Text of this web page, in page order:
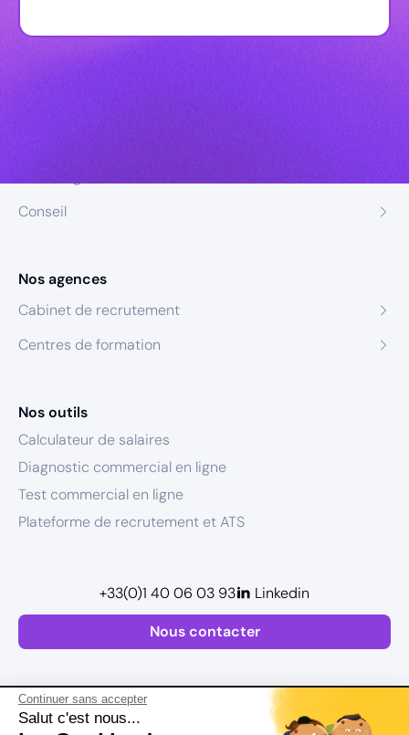
Continuer sans accepter
Salut c'est nous...
Conseil
Nos agences
Cabinet de recrutement
Centres de formation
Nos outils
Calculateur de salaires
Diagnostic commercial en ligne
Test commercial en ligne
Plateforme de recrutement et ATS
Nous contacter
+33(0)1 40 06 03 93 Linkedin